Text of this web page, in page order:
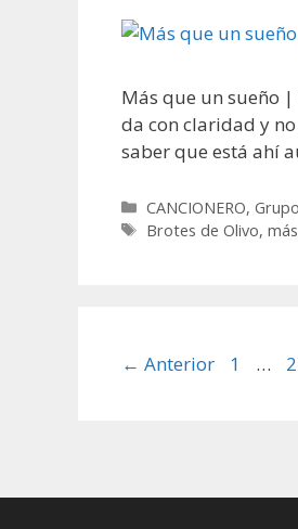
Más que un sueño |
da con claridad y
saber que está ahí
Categorías
CANCIONERO,
Etiquetas
Brotes de Olivo,
← Anterior Página
1 …